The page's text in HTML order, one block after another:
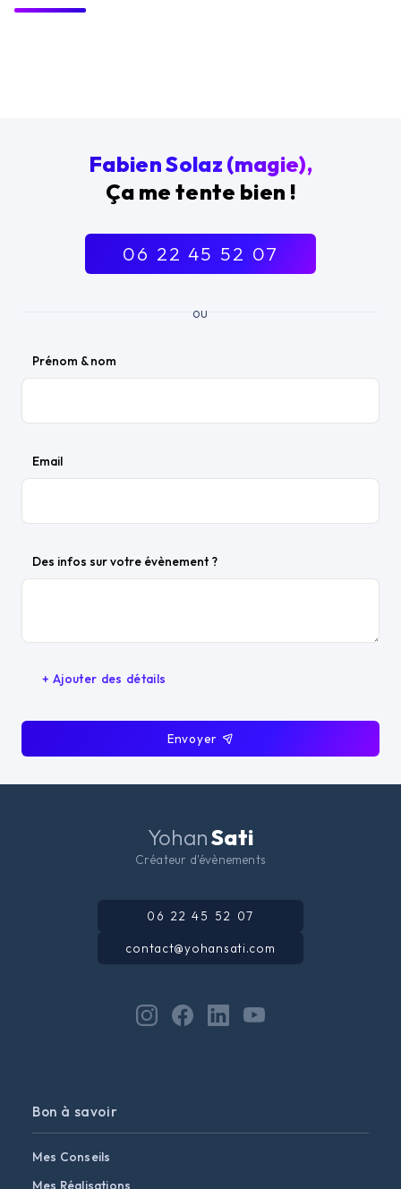
Fabien Solaz (magie),
Ça me tente bien !
06 22 45 52 07
ou
Prénom & nom
Email
Des infos sur votre évènement ?
+ Ajouter des détails
Envoyer
YohanSati
Créateur d'évènements
06 22 45 52 07
contact@yohansati.com
Bon à savoir
Mes Conseils
Mes Réalisations